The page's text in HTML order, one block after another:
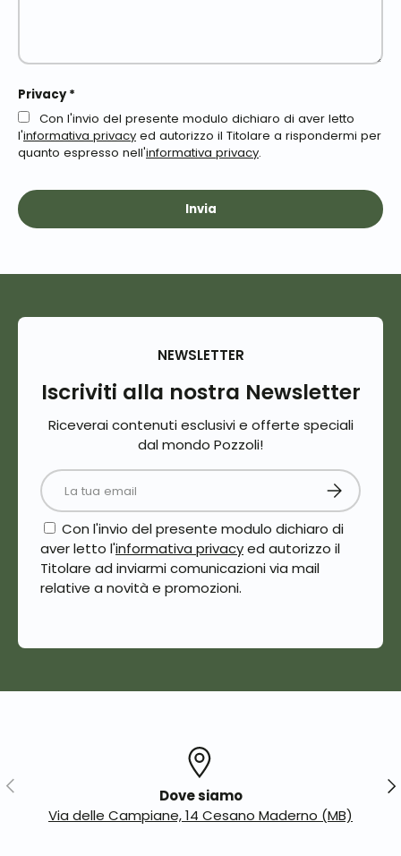
Privacy *
Con l'invio del presente modulo dichiaro di aver letto
l'informativa privacy ed autorizzo il Titolare a rispondermi per
quanto espresso nell'informativa privacy.
Invia
NEWSLETTER
Iscriviti alla nostra Newsletter
Riceverai contenuti esclusivi e offerte speciali
dal mondo Pozzoli!
Email Iscriviti
Con l'invio del presente modulo dichiaro di
aver letto l'informativa privacyed autorizzo il
Titolare ad inviarmi comunicazioni via mail
relative a novità e promozioni.
Indietro
Dove siamo
Via delle Campiane, 14 Cesano Maderno (MB)